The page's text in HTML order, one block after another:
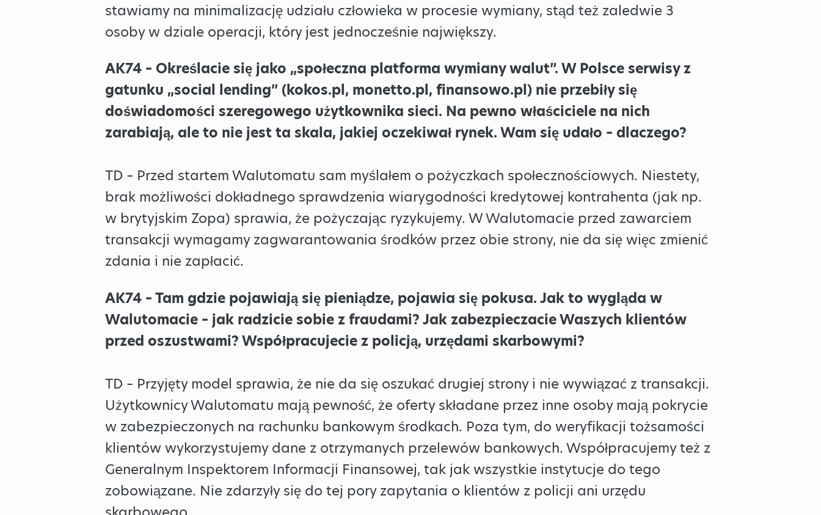
stawiamy na minimalizację udziału człowieka w procesie wymiany, stąd też zaledwie 3
osoby w dziale operacji, który jest jednocześnie największy.
AK74 – Określacie się jako „społeczna platforma wymiany walut”. W Polsce serwisy z
gatunku „social lending” (kokos.pl, monetto.pl, finansowo.pl) nie przebiły się
doświadomości szeregowego użytkownika sieci. Na pewno właściciele na nich
zarabiają, ale to nie jest ta skala, jakiej oczekiwał rynek. Wam się udało – dlaczego?
TD – Przed startem Walutomatu sam myślałem o pożyczkach społecznościowych. Niestety,
brak możliwości dokładnego sprawdzenia wiarygodności kredytowej kontrahenta (jak np.
w brytyjskim Zopa) sprawia, że pożyczając ryzykujemy. W Walutomacie przed zawarciem
transakcji wymagamy zagwarantowania środków przez obie strony, nie da się więc zmienić
zdania i nie zapłacić.
AK74 – Tam gdzie pojawiają się pieniądze, pojawia się pokusa. Jak to wygląda w
Walutomacie – jak radzicie sobie z fraudami? Jak zabezpieczacie Waszych klientów
przed oszustwami? Współpracujecie z policją, urzędami skarbowymi?
TD – Przyjęty model sprawia, że nie da się oszukać drugiej strony i nie wywiązać z transakcji.
Użytkownicy Walutomatu mają pewność, że oferty składane przez inne osoby mają pokrycie
w zabezpieczonych na rachunku bankowym środkach. Poza tym, do weryfikacji tożsamości
klientów wykorzystujemy dane z otrzymanych przelewów bankowych. Współpracujemy też z
Generalnym Inspektorem Informacji Finansowej, tak jak wszystkie instytucje do tego
zobowiązane. Nie zdarzyły się do tej pory zapytania o klientów z policji ani urzędu